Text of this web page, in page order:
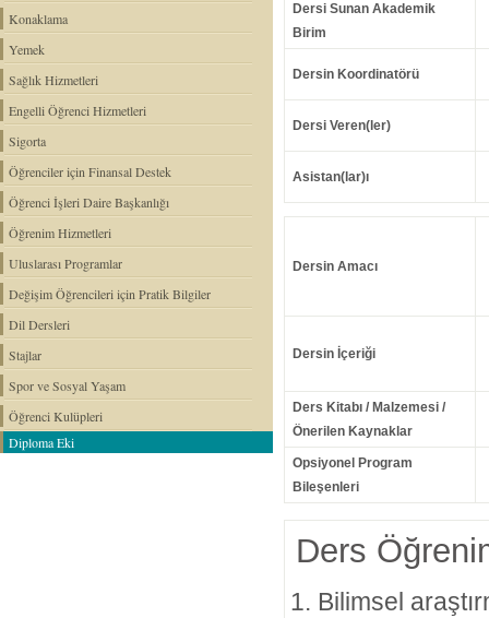
Konaklama
Yemek
Sağlık Hizmetleri
Engelli Öğrenci Hizmetleri
Sigorta
Öğrenciler için Finansal Destek
Öğrenci İşleri Daire Başkanlığı
Öğrenim Hizmetleri
Uluslarası Programlar
Değişim Öğrencileri için Pratik Bilgiler
Dil Dersleri
Stajlar
Spor ve Sosyal Yaşam
Öğrenci Kulüpleri
Diploma Eki
Dersi Sunan Akademik
Birim
Dersin Koordinatörü
Dersi Veren(ler)
Asistan(lar)ı
Dersin Amacı
Dersin İçeriği
Ders Kitabı / Malzemesi /
Önerilen Kaynaklar
Opsiyonel Program
Bileşenleri
Ders
Bilimsel